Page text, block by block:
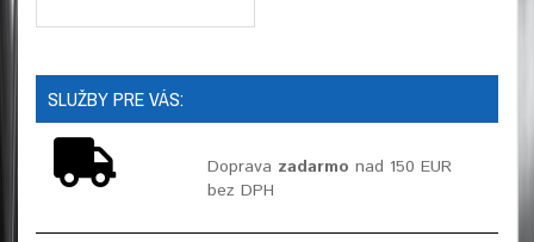
SLUŽBY PRE VÁS:
Doprava zadarmo nad 150 EUR
bez DPH